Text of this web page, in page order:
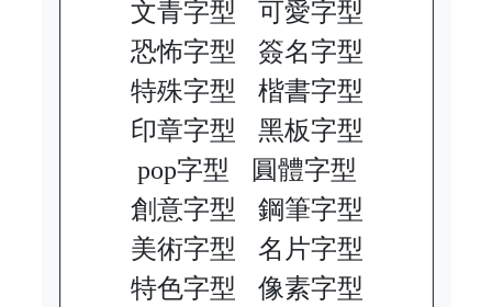
文青字型
可愛字型
恐怖字型
簽名字型
特殊字型
楷書字型
印章字型
黑板字型
pop字型
圓體字型
創意字型
鋼筆字型
美術字型
名片字型
特色字型
像素字型